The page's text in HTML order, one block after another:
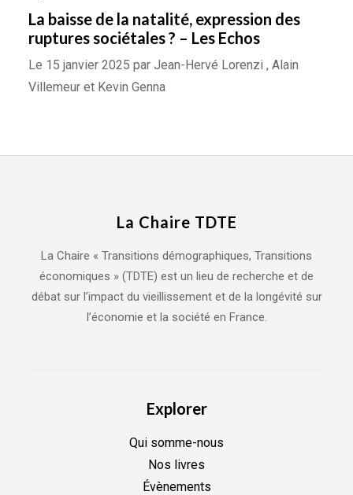
La baisse de la natalité, expression des
ruptures sociétales ? – Les Echos
Le 15 janvier 2025 par Jean-Hervé Lorenzi , Alain
Villemeur et Kevin Genna
La Chaire TDTE
La Chaire « Transitions démographiques, Transitions
économiques » (TDTE) est un lieu de recherche et de
débat sur l’impact du vieillissement et de la longévité sur
l’économie et la société en France.
Explorer
Qui somme-nous
Nos livres
Évènements